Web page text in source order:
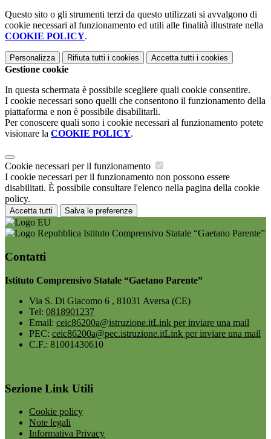
Questo sito o gli strumenti terzi da questo utilizzati si avvalgono di
cookie necessari al funzionamento ed utili alle finalità illustrate nella
COOKIE POLICY.
Personalizza Rifiuta tutti i cookies Accetta tutti i cookies
Gestione cookie
In questa schermata è possibile scegliere quali cookie consentire.
I cookie necessari sono quelli che consentono il funzionamento della
piattaforma e non è possibile disabilitarli.
Per conoscere quali sono i cookie necessari al funzionamento potete
visionare la COOKIE POLICY.
Cookie necessari per il funzionamento
I cookie necessari per il funzionamento non possono essere
disabilitati. È possibile consultare l'elenco nella pagina della cookie
policy.
Accetta tutti Salva le preferenze
Istituto Comprensivo Statale “Gaetano Parente”
Contatti
Istituto Comprensivo Statale “Gaetano Parente”
Via S. Di Giacomo 6 , 81031 Aversa (CE)
Tel: 0818901237
Email: ceic86200a@istruzione.itLink per inviare una mail
PEC: ceic86200a@pec.istruzione.itLink per inviare una mail
C.F.: 81001430610
Sezione Link Utili
Cookie policy
Note legali
Informativa Privacy